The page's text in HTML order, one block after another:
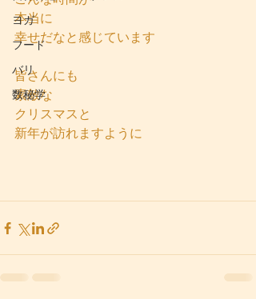
ヨガ
フード
バリ
数秘学
本当に
幸せだなと感じています
皆さんにも
素敵な
クリスマスと
新年が訪れますように